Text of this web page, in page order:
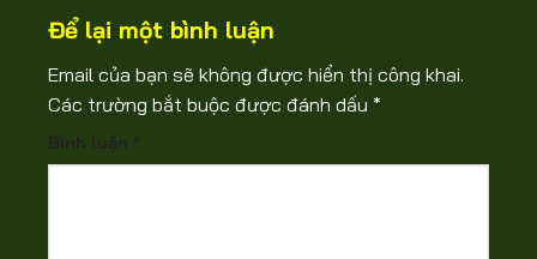
Để lại một bình luận
Email của bạn sẽ không được hiển thị công khai.
Các trường bắt buộc được đánh dấu *
Bình luận